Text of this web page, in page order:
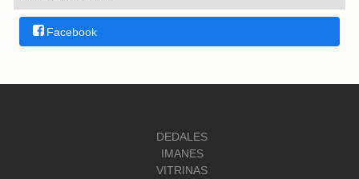
Facebook
DEDALES
IMANES
VITRINAS